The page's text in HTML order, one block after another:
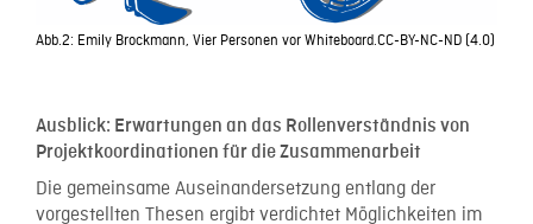
Abb.2: Emily Brockmann, Vier Personen vor Whiteboard.CC-BY-NC-ND (4.0)
Ausblick: Erwartungen an das Rollenverständnis von
Projektkoordinationen für die Zusammenarbeit
Die gemeinsame Auseinandersetzung entlang der
vorgestellten Thesen ergibt verdichtet Möglichkeiten im